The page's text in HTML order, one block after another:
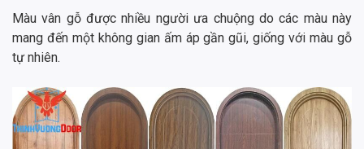
Màu vân gỗ được nhiều người ưa chuộng do các màu này
mang đến một không gian ấm áp gần gũi, giống với màu gỗ
tự nhiên.